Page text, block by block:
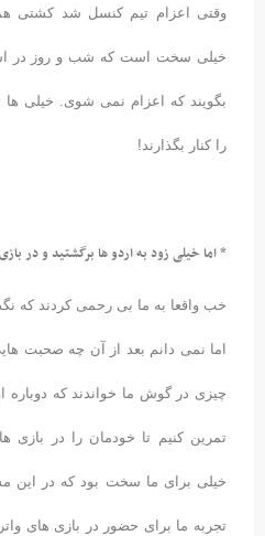
وقتی اعزام تیم کنسل شد کشتی
خیلی سخت است که شب و روز در
بگویند که اعزام نمی شوی. خیلی
را کنار بگذارند!
* اما خیلی زود به اردو ها برگشتید و در
خب واقعا به ما بی رحمی کردند که
اما نمی دانم بعد از آن چه صحبت
چیزی در گوش ما خواندند که دوباره
تمرین کنیم تا خودمان را در بازی
خیلی برای ما سخت بود که در این
تجربه ما برای حضور در بازی های